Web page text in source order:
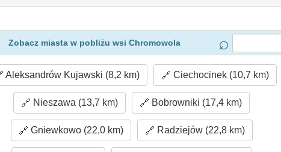
Zobacz miasta w pobliżu wsi Chromowola
Aleksandrów Kujawski (8,2 km) Ciechocinek (10,7 km)
Nieszawa (13,7 km) Bobrowniki (17,4 km)
Gniewkowo (22,0 km) Radziejów (22,8 km)